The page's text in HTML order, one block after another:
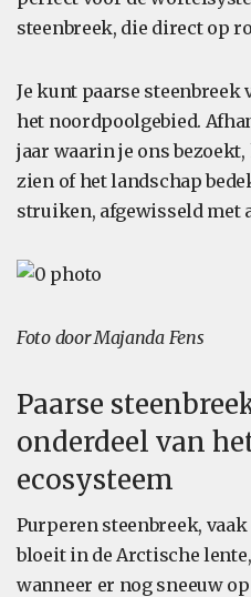
steenbreek, die direct op
Je kunt paarse steenbreek
het noordpoolgebied.
jaar waarin je ons
zien of het landschap
struiken, afgewisseld met
Foto door Majanda Fens
Paarse
onderdeel van
ecosysteem
Purperen steenbreek,
bloeit in de Arctische
wanneer er nog sneeuw